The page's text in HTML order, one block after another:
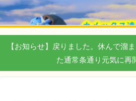
【お知らせ】戻りました。休んで溜
た通常条通り元気に再